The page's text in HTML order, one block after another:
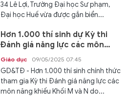
34 Lê Lợi, Trường Đại học Sư phạm,
Đại học Huế vừa được gắn biển...
Hơn 1.000 thí sinh dự Kỳ thi
Đánh giá năng lực các môn
năng khiếu Khối M và N
Giáo dục 09/05/2025 07:45
GD&TĐ - Hơn 1.000 thí sinh chính thức
tham gia Kỳ thi Đánh giá năng lực các
môn năng khiếu Khối M và N do...